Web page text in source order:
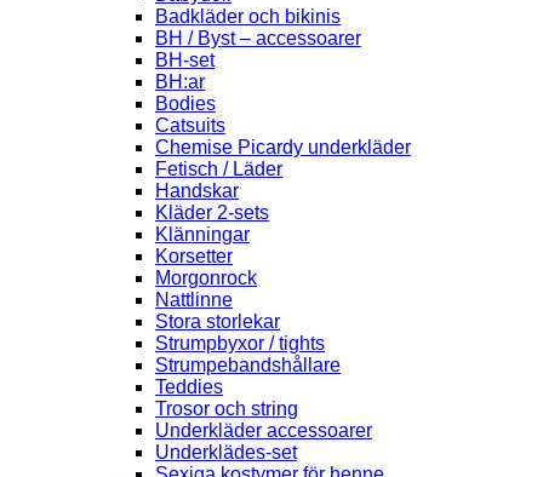
Badkläder och bikinis
BH / Byst – accessoarer
BH-set
BH:ar
Bodies
Catsuits
Chemise Picardy underkläder
Fetisch / Läder
Handskar
Kläder 2-sets
Klänningar
Korsetter
Morgonrock
Nattlinne
Stora storlekar
Strumpbyxor / tights
Strumpebandshållare
Teddies
Trosor och string
Underkläder accessoarer
Underklädes-set